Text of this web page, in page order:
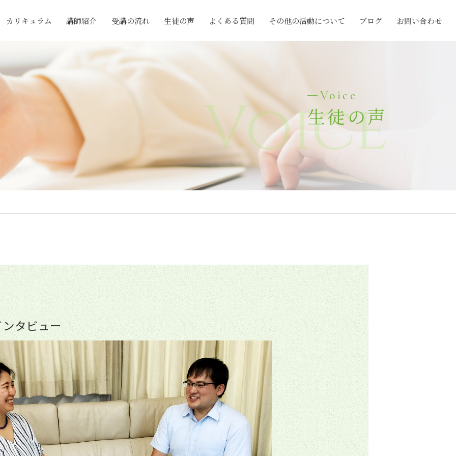
カリキュラム 講師紹介 受講の流れ 生徒の声 よくある質問 その他の活動について ブログ お問い合わせ
Voice
生徒の声
Voice
タビュー